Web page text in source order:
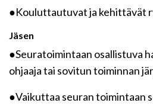
●Kouluttautuvat ja kehittävät
Jäsen
●Seuratoimintaan osallistuva
ohjaaja tai sovitun toiminnan
●Vaikuttaa seuran toimintaan